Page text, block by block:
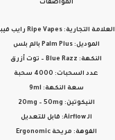
المواصفات
العلامة التجارية:
الموديل: Palm Plus بالم بلس
النكهة:
عدد السحبات:
سعة النكهة:
النيكوتين:
الـ Airflow: قابل للتعديل
الفوهة: مريحة Ergonomic